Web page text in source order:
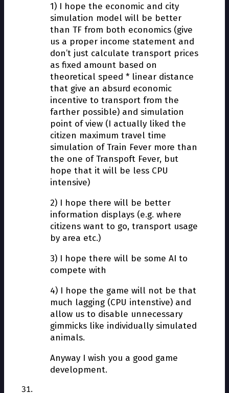
1) I hope the economic and city
simulation model will be better
than TF from both economics (give
us a proper income statement and
don’t just calculate transport prices
as fixed amount based on
theoretical speed * linear distance
that give an absurd economic
incentive to transport from the
farther possible) and simulation
point of view (I actually liked the
citizen maximum travel time
simulation of Train Fever more than
the one of Transpoft Fever, but
hope that it will be less CPU
intensive)
2) I hope there will be better
information displays (e.g. where
citizens want to go, transport usage
by area etc.)
3) I hope there will be some AI to
compete with
4) I hope the game will not be that
much lagging (CPU intenstive) and
allow us to disable unnecessary
gimmicks like individually simulated
animals.
Anyway I wish you a good game
development.